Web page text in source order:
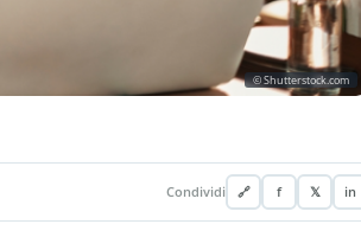
© Shutterstock.com
Condividi 🔗 f 𝕏 in